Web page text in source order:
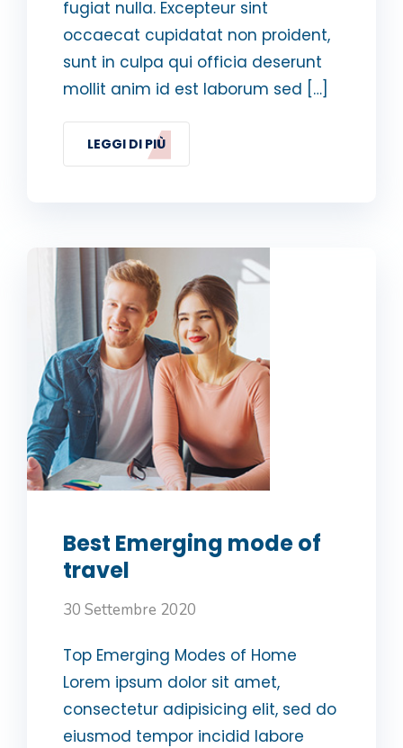
fugiat nulla. Excepteur sint
occaecat cupidatat non proident,
sunt in culpa qui officia deserunt
mollit anim id est laborum sed […]
LEGGI DI PIÙ
Best Emerging mode of
travel
30 Settembre 2020
Top Emerging Modes of Home
Lorem ipsum dolor sit amet,
consectetur adipisicing elit, sed do
eiusmod tempor incidid labore